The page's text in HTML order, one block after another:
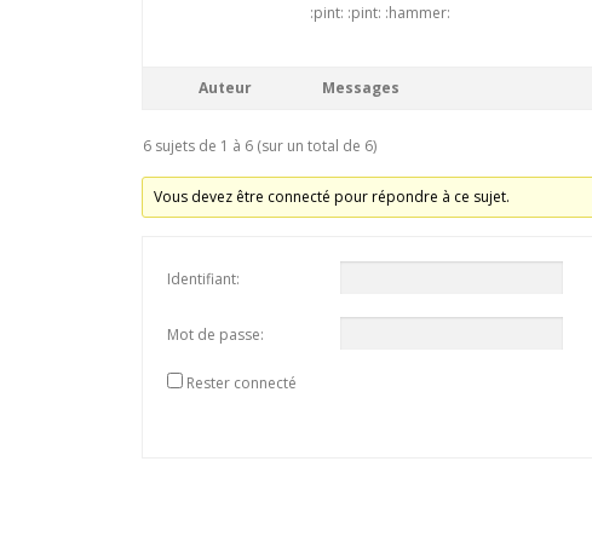
:pint: :pint: :hammer:
Auteur Messages
6 sujets de 1 à 6 (sur un total de 6)
Vous devez être connecté pour répondre à ce sujet.
Identifiant:
Mot de passe:
Rester connecté